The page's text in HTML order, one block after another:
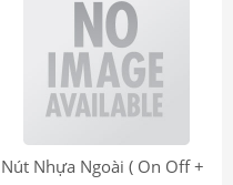
Nút Nhựa Ngoài ( On Off +